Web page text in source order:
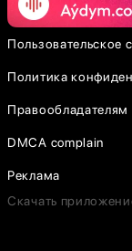
Пользовательское
Политика
Правообладателям
DMCA complain
Реклама
Скачать